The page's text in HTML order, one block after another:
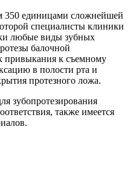
350 единицами сложнейшей
специалисты клиники
любые виды зубных
балочной
привыкания к съемному
в полости рта и
протезного ложа.
зубопротезирования
также имеется